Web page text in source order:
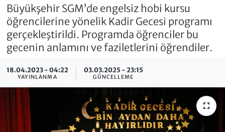
Büyükşehir SGM’de engelsiz hobi kursu
öğrencilerine yönelik Kadir Gecesi programı
gerçekleştirildi. Programda öğrenciler bu
gecenin anlamını ve faziletlerini öğrendiler.
18.04.2023 - 04:22
YAYINLANMA
03.03.2025 - 23:15
GÜNCELLEME
Künye
İletişim
Haber Arşivi